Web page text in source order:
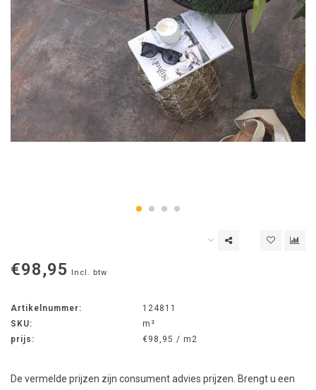
€98,95 Incl. btw
Artikelnummer:
124811
SKU:
m²
prijs:
€98,95 / m2
De vermelde prijzen zijn consument advies prijzen. Brengt u een